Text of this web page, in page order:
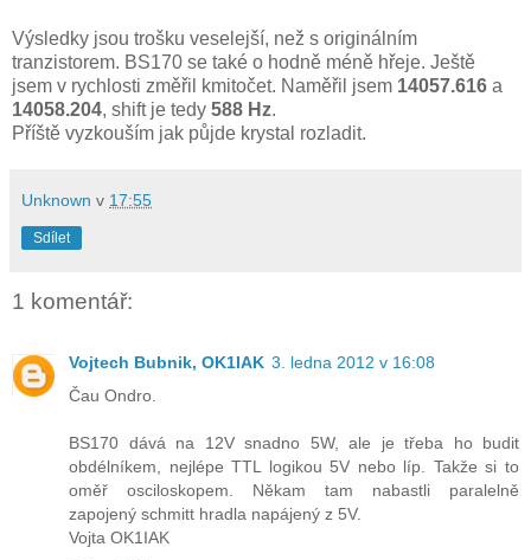
Výsledky jsou trošku veselejší, než s originálním
tranzistorem. BS170 se také o hodně méně hřeje. Ještě
jsem v rychlosti změřil kmitočet. Naměřil jsem 14057.616 a
14058.204, shift je tedy 588 Hz.
Příště vyzkouším jak půjde krystal rozladit.
Unknown v 17:55
Sdílet
1 komentář:
Vojtech Bubnik, OK1IAK 3. ledna 2012 v 16:08
Čau Ondro.
BS170 dává na 12V snadno 5W, ale je třeba ho budit
obdélníkem, nejlépe TTL logikou 5V nebo líp. Takže si to
oměř osciloskopem. Někam tam nabastli paralelně
zapojený schmitt hradla napájený z 5V.
Vojta OK1IAK